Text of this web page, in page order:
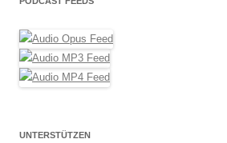
UNTERSTÜTZEN